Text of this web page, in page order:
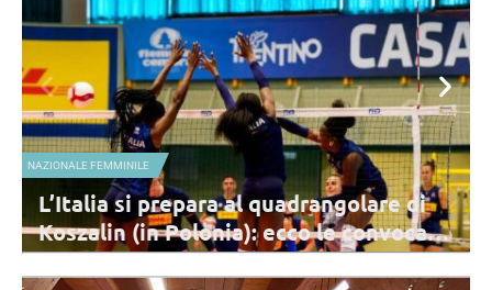
quadrangolare di
ecco le convocate
sono 14 le azzurre
NAZIONALI GIOVANILI
Mondiali Under17
sconfitta per l’Italia
del Sud
quattro parziali alla formazione